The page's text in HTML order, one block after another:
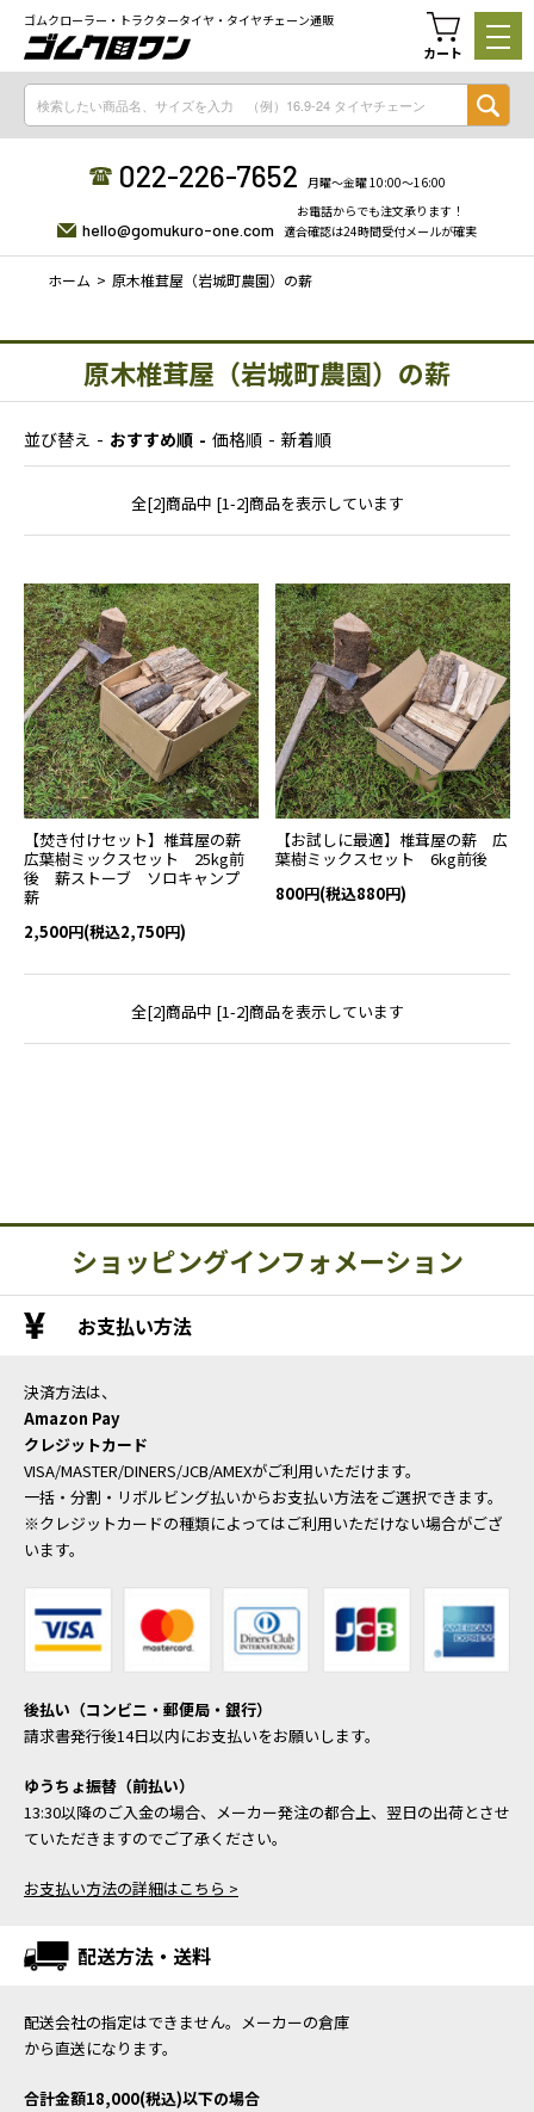
ゴムクローラー・トラクタータイヤ・タイヤチェーン通販
カート
022-226-7652 月曜〜金曜 10:00〜16:00
hello@gomukuro-one.com
お電話からでも注文承ります！
適合確認は24時間受付メールが確実
ホーム 原木椎茸屋（岩城町農園）の薪
原木椎茸屋（岩城町農園）の薪
並び替え おすすめ順 価格順 新着順
全[2]商品中 [1-2]商品を表示しています
【焚き付けセット】椎茸屋の薪
広葉樹ミックスセット 25kg前
後 薪ストーブ ソロキャンプ
薪
2,500円(税込2,750円)
【お試しに最適】椎茸屋の薪 広
葉樹ミックスセット 6kg前後
800円(税込880円)
全[2]商品中 [1-2]商品を表示しています
ショッピングインフォメーション
お支払い方法
決済方法は、
Amazon Pay
クレジットカード
VISA/MASTER/DINERS/JCB/AMEXがご利用いただけます。
一括・分割・リボルビング払いからお支払い方法をご選択できます。
※クレジットカードの種類によってはご利用いただけない場合がござ
います。
後払い（コンビニ・郵便局・銀行）
請求書発行後14日以内にお支払いをお願いします。
ゆうちょ振替（前払い）
13:30以降のご入金の場合、メーカー発注の都合上、翌日の出荷とさせ
ていただきますのでご了承ください。
お支払い方法の詳細はこちら >
配送方法・送料
配送会社の指定はできません。メーカーの倉庫
から直送になります。
合計金額18,000(税込)以下の場合